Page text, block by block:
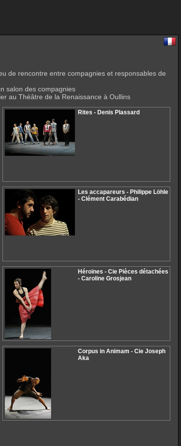
de rencontre entre compagnies et responsables de
salon des compagnies
au Théâtre de la Renaissance à Oullins
Rites - Denis Plassard
Les accapareurs - Philippe Löhle
- Clément Carabédian
Héroïnes - Cie Pièces détachées
- Caroline Grosjean
Corpus in Animam - Cie Joseph
Aka